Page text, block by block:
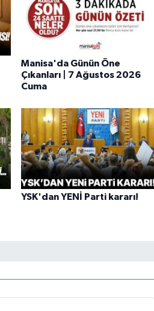
Manisa'da Günün Öne
Çıkanları | 7 Ağustos 2026
Cuma
YSK'dan YENİ Parti kararı!